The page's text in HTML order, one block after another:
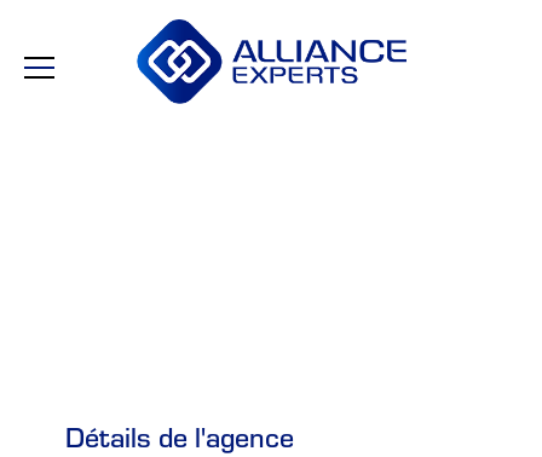
Détails de l'agence